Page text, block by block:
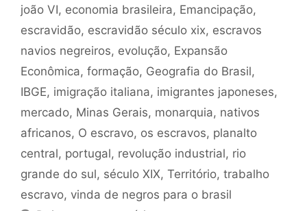
joão VI, economia brasileira, Emancipação,
escravidão, escravidão século xix, escravos
navios negreiros, evolução, Expansão
Econômica, formação, Geografia do Brasil,
IBGE, imigração italiana, imigrantes japoneses,
mercado, Minas Gerais, monarquia, nativos
africanos, O escravo, os escravos, planalto
central, portugal, revolução industrial, rio
grande do sul, século XIX, Território, trabalho
escravo, vinda de negros para o brasil